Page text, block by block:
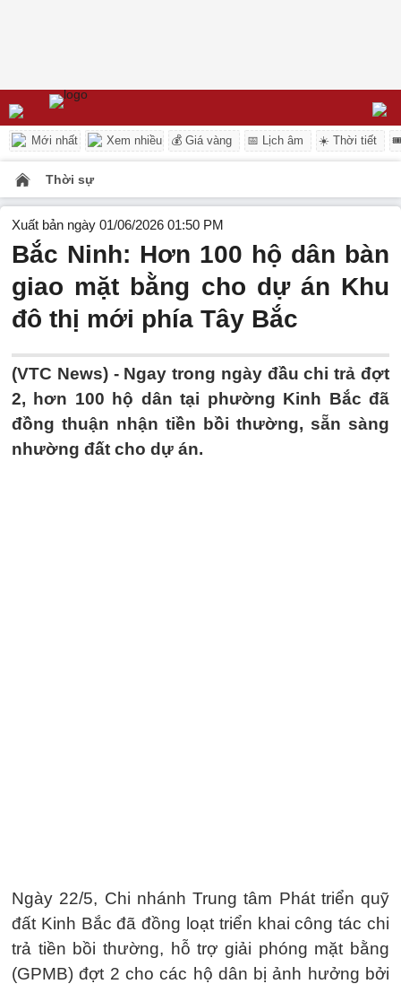
Mới nhất Xem nhiều 💰 Giá vàng 📅 Lịch âm ☀️ Thời tiết
Thời sự
Xuất bản ngày 01/06/2026 01:50 PM
Bắc Ninh: Hơn 100 hộ dân bàn
giao mặt bằng cho dự án Khu
đô thị mới phía Tây Bắc
(VTC News) - Ngay trong ngày đầu chi trả đợt
2, hơn 100 hộ dân tại phường Kinh Bắc đã
đồng thuận nhận tiền bồi thường, sẵn sàng
nhường đất cho dự án.
Ngày 22/5, Chi nhánh Trung tâm Phát triển quỹ
đất Kinh Bắc đã đồng loạt triển khai công tác chi
trả tiền bồi thường, hỗ trợ giải phóng mặt bằng
(GPMB) đợt 2 cho các hộ dân bị ảnh hưởng bởi